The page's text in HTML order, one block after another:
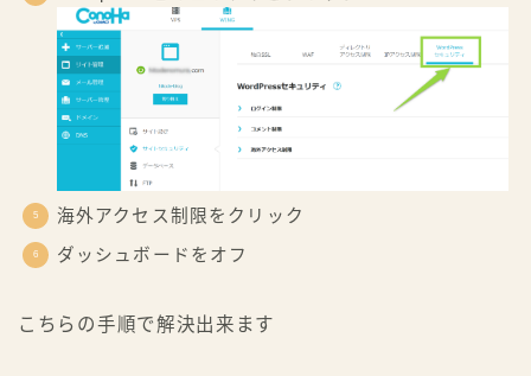
海外アクセス制限をクリック
ダッシュボードをオフ
こちらの手順で解決出来ます